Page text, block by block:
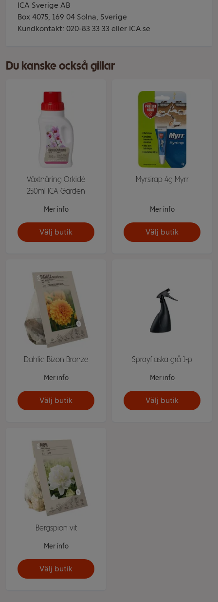
ICA Sverige AB
Box 4075, 169 04 Solna, Sverige
Kundkontakt: 020-83 33 33 eller ICA.se
Du kanske också gillar
Växtnäring Orkidé
250ml ICA Garden
Mer info
Välj butik
Myrsirap 4g Myrr
Mer info
Välj butik
Dahlia Bizon Bronze
Mer info
Välj butik
Sprayflaska grå 1-p
Mer info
Välj butik
Bergspion vit
Mer info
Välj butik